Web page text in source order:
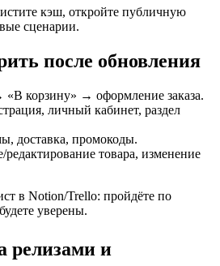
кэш, откройте публичную
сценарии.
после обновления
«В корзину» → оформление заказа.
личный кабинет, раздел
доставка, промокоды.
товара, изменение
в Notion/Trello: пройдёте по
уверены.
релизами и